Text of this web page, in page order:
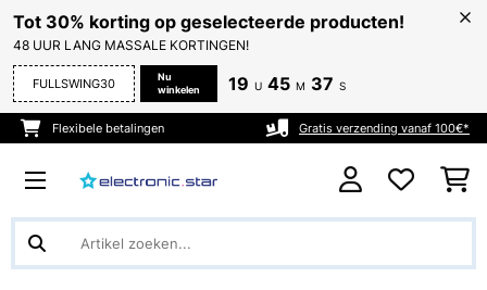
Tot 30% korting op geselecteerde producten!
48 UUR LANG MASSALE KORTINGEN!
FULLSWING30
Nu
winkelen
19 U 45 M 37 S
Flexibele betalingen Gratis verzending vanaf 100€*